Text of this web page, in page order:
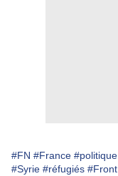
#FN #France #politique
#Syrie #réfugiés